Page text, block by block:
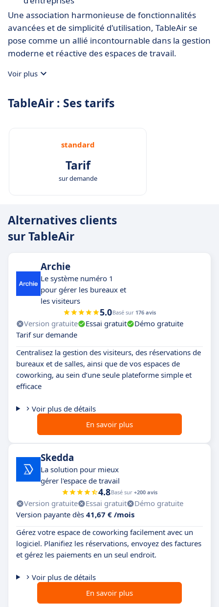
Une association harmonieuse de fonctionnalités
avancées et de simplicité d'utilisation, TableAir se
pose comme un allié incontournable dans la gestion
moderne et réactive des espaces de travail.
Voir plus
TableAir : Ses tarifs
standard
Tarif
sur demande
Alternatives clients
sur TableAir
Archie
Le système numéro 1
pour gérer les bureaux et
les visiteurs
5.0Basé sur 176 avis
Version gratuite Essai gratuit
Démo gratuite
Tarif sur demande
Centralisez la gestion des visiteurs, des réservations de
bureaux et de salles, ainsi que de vos espaces de
coworking, au sein d’une seule plateforme simple et
efficace
Voir plus de détails
En savoir plus
Skedda
La solution pour mieux
gérer l'espace de travail
4.8Basé sur +200 avis
Version gratuite Essai gratuit
Démo gratuite
Version payante dès 41,67 € /mois
Gérez votre espace de coworking facilement avec un
logiciel. Planifiez les réservations, envoyez des factures
et gérez les paiements en un seul endroit.
Voir plus de détails
En savoir plus